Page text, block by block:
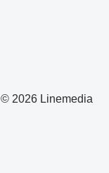
© 2026 Linemedia